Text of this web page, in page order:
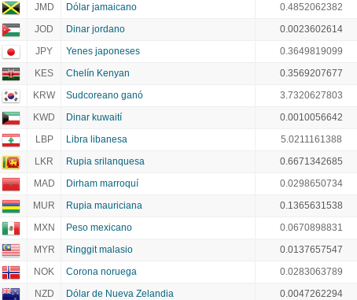
JMD
Dólar jamaicano 0.4852062382
JOD
Dinar jordano 0.0023602614
JPY
Yenes japoneses 0.3649819099
KES
Chelín Kenyan 0.3569207677
KRW
Sudcoreano ganó 3.7320627803
KWD
Dinar kuwaití 0.0010056642
LBP
Libra libanesa 5.0211161388
LKR
Rupia srilanquesa 0.6671342685
MAD
Dirham marroquí 0.0298650734
MUR
Rupia mauriciana 0.1365631538
MXN
Peso mexicano 0.0670898831
MYR
Ringgit malasio 0.0137657547
NOK
Corona noruega 0.0283063789
NZD
Dólar de Nueva Zelandia 0.0047262294